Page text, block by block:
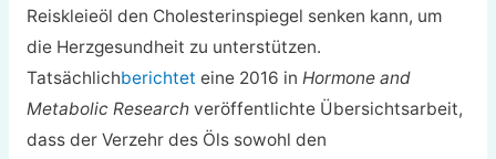
Reiskleieöl den Cholesterinspiegel senken kann, um
die Herzgesundheit zu unterstützen.
Tatsächlichberichtet eine 2016 in Hormone and
Metabolic Research veröffentlichte Übersichtsarbeit,
dass der Verzehr des Öls sowohl den